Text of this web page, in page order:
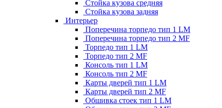
Стойка кузова средняя
Стойка кузова задняя
Интерьер
Поперечина торпедо тип 1 LM
Поперечина торпедо тип 2 MF
Торпедо тип 1 LM
Торпедо тип 2 MF
Консоль тип 1 LM
Консоль тип 2 MF
Карты дверей тип 1 LM
Карты дверей тип 2 MF
Обшивка стоек тип 1 LM